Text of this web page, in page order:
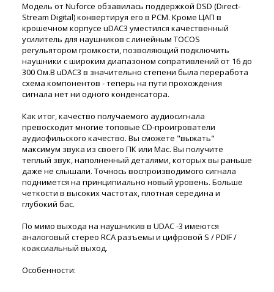
Модель от Nuforce обзавилась поддержкой DSD (Direct-
Stream Digital) конвертируя его в PCM. Кроме ЦАП в
крошечном корпусе uDAC3 уместился качественный
усилитель для наушников с линейным TOCOS
регульятором громкости, позволяющий подключить
наушники с широким диапазоном сопративлений от 16 до
300 Ом.В uDAC3 в значительно степени была переработа
схема компонентов - теперь на пути прохождения
сигнала нет ни одного конденсатора.
Как итог, качество получаемого аудиосигнала
превосходит многие топовые CD-проигрователи
аудиофильского качество. Вы сможете "выжать"
максимум звука из своего ПК или Mac. Вы получите
теплый звук, наполненный деталями, которых вы раньше
даже не слышали. Точнось воспроизводимого сигнала
поднимется на принципиально новый уровень. Больше
четкости в высоких частотах, плотная середина и
глубокий бас.
По мимо выхода на наушникив в UDAC -3 имеются
аналоговый стерео RCA разъемы и цифровой S / PDIF /
коаксиальный выход.
Особенности: